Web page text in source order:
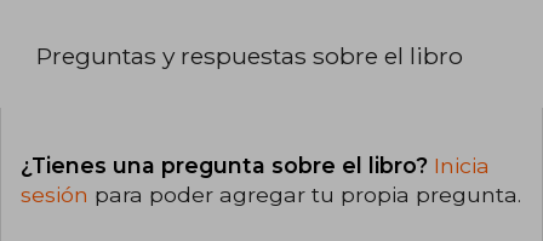
Preguntas y respuestas sobre el libro
¿Tienes una pregunta sobre el libro? Inicia
sesión para poder agregar tu propia pregunta.